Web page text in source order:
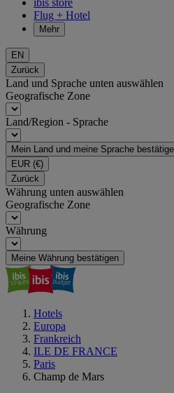
ibis store
Flug + Hotel
Mehr
EN
Zurück
Land und Sprache unten auswählen
Geografische Zone
Land/Region - Sprache
Mein Land und meine Sprache
EUR (€)
Zurück
Währung unten auswählen
Geografische Zone
Währung
Meine Währung bestätigen
Hotels
Europa
Frankreich
ILE DE FRANCE
Paris
Champ de Mars